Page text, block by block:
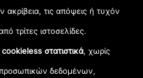
ακρίβεια, τις απόψεις ή τυχόν
τρίτες ιστοσελίδες.
cookieless στατιστικά, χωρίς
δεδομένων,